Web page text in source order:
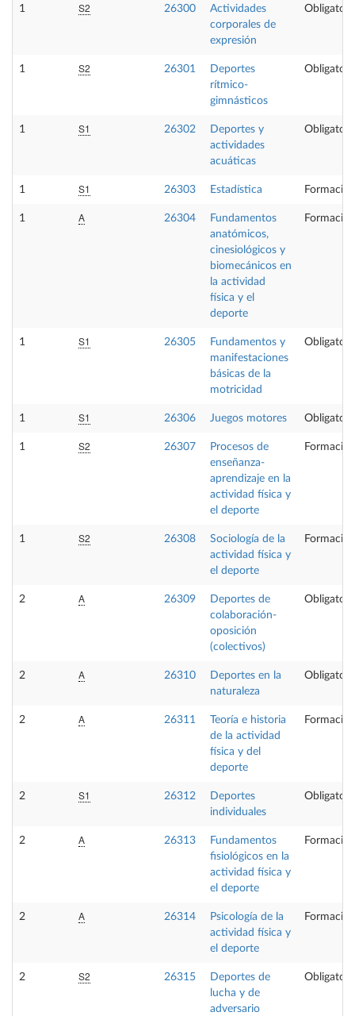
1 S2 26300
Actividades
corporales de
expresión
1 S2 26301
Deportes
rítmico-
gimnásticos
1 S1 26302
Deportes y
actividades
acuáticas
1 S1 26303 Estadística
1 A 26304
Fundamentos
anatómicos,
cinesiológicos y
biomecánicos en
la actividad
física y el
deporte
1 S1 26305
Fundamentos y
manifestaciones
básicas de la
motricidad
1 S1 26306 Juegos motores
1 S2 26307
Procesos de
enseñanza-
aprendizaje en la
actividad física y
el deporte
1 S2 26308
Sociología de la
actividad física y
el deporte
2 A 26309
Deportes de
colaboración-
oposición
(colectivos)
2 A 26310
Deportes en la
naturaleza
2 A 26311
Teoría e historia
de la actividad
física y del
deporte
2 S1 26312
Deportes
individuales
2 A 26313
Fundamentos
fisiológicos en la
actividad física y
el deporte
2 A 26314
Psicología de la
actividad física y
el deporte
2 S2 26315
Deportes de
lucha y de
adversario